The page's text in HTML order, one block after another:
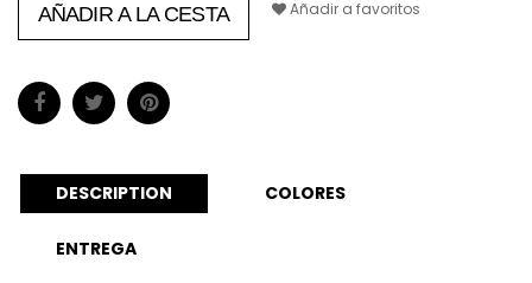
AÑADIR A LA CESTA Añadir a favoritos
DESCRIPTION COLORES
ENTREGA